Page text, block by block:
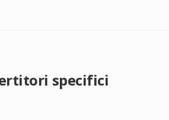
specifici